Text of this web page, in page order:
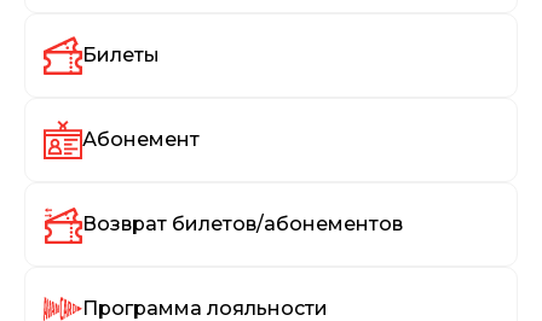
Билеты
Абонемент
Возврат билетов/абонементов
Программа лояльности